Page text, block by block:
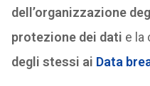
dell’organizzazione
protezione dei dati e la
degli stessi ai Data